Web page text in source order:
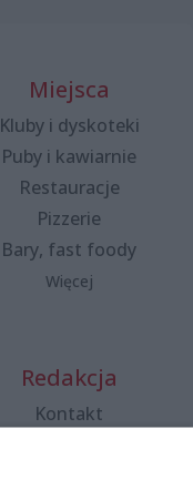
Miejsca
Kluby i dyskoteki
Puby i kawiarnie
Restauracje
Pizzerie
Bary, fast foody
Więcej
Redakcja
Kontakt